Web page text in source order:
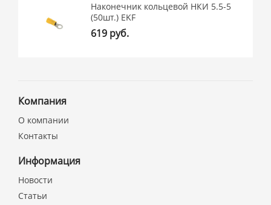
Наконечник кольцевой НКИ 5.5-5
(50шт.) EKF
619 руб.
Компания
О компании
Контакты
Информация
Новости
Статьи